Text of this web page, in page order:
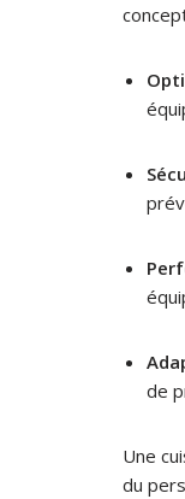
de
Une
du